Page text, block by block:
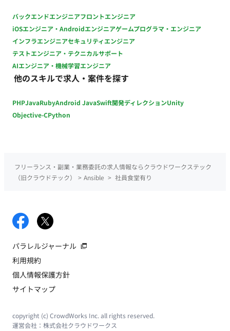
バックエンドエンジニアフロントエンジニア
iOSエンジニア・Androidエンジニアゲームプログラマ・エンジニア
インフラエンジニアセキュリティエンジニア
テストエンジニア・テクニカルサポート
AIエンジニア・機械学習エンジニア
他のスキルで求人・案件を探す
PHPJavaRubyAndroid JavaSwift開発ディレクションUnity
Objective-CPython
フリーランス・副業・業務委託の求人情報ならクラウドワークステック
（旧クラウドテック）
> Ansible > 社員食堂有り
パラレルジャーナル
利用規約
個人情報保護方針
サイトマップ
copyright (c) CrowdWorks Inc. all rights reserved.
運営会社： 株式会社クラウドワークス